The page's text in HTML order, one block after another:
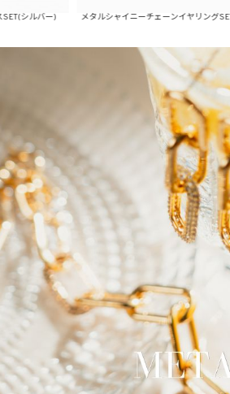
メタルシャイニーチェーンイヤリングSET(ゴールド)